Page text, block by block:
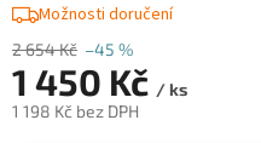
2 654 Kč –45 %
1 450 Kč / ks
1 198 Kč bez DPH
Možnosti doručení